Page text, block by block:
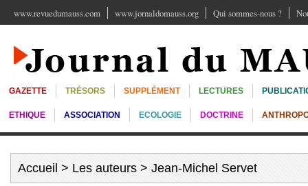
www.revuedumauss.com www.jornaldomauss.org Qui sommes-nous ?
GAZETTE TRÉSORS SUPPLÉMENT LECTURES
ETHIQUE ASSOCIATION ECOLOGIE DOCTRINE
Accueil > Les auteurs > Jean-Michel Servet